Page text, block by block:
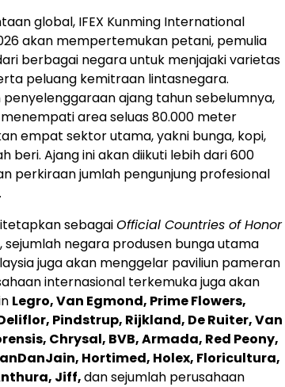
global, IFEX Kunming International
akan mempertemukan petani, pemulia
berbagai negara untuk menjajaki varietas
peluang kemitraan lintasnegara.
penyelenggaraan ajang tahun sebelumnya,
area seluas 80.000 meter
empat sektor utama, yakni bunga, kopi,
beri. Ajang ini akan diikuti lebih dari 600
perkiraan jumlah pengunjung profesional
sebagaiOfficial Countries of Honor
sejumlah negara produsen bunga utama
juga akan menggelar paviliun pameran
internasional terkemuka juga akan
Legro, Van Egmond, Prime Flowers,
Pindstrup, Rijkland, De Ruiter, Van
Chrysal, BVB, Armada, Red Peony,
Hortimed, Holex, Floricultura,
Jiff,dan sejumlah perusahaan